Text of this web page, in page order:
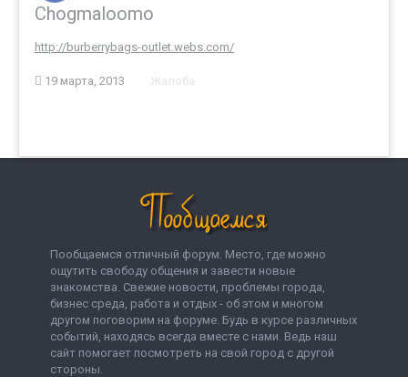
Chogmaloomo
http://burberrybags-outlet.webs.com/
19 марта, 2013 Жалоба
Пообщаемся отличный форум. Место, где можно
ощутить свободу общения и завести новые
знакомства. Свежие новости, проблемы города,
бизнес среда, работа и отдых - об этом и многом
другом поговорим на форуме. Будь в курсе различных
событий, находясь всегда вместе с нами. Ведь наш
сайт помогает посмотреть на свой город с другой
стороны.